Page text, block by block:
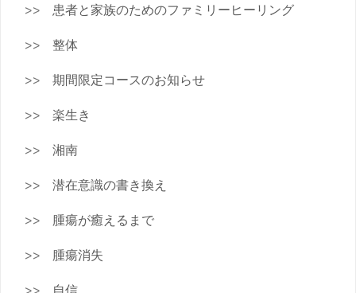
患者と家族のためのファミリーヒーリング
整体
期間限定コースのお知らせ
楽生き
湘南
潜在意識の書き換え
腫瘍が癒えるまで
腫瘍消失